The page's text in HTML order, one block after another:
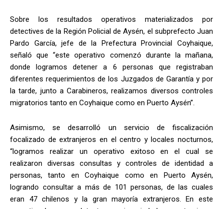
Sobre los resultados operativos materializados por
detectives de la Región Policial de Aysén, el subprefecto Juan
Pardo García, jefe de la Prefectura Provincial Coyhaique,
señaló que “este operativo comenzó durante la mañana,
donde logramos detener a 6 personas que registraban
diferentes requerimientos de los Juzgados de Garantía y por
la tarde, junto a Carabineros, realizamos diversos controles
migratorios tanto en Coyhaique como en Puerto Aysén”.
Asimismo, se desarrolló un servicio de fiscalización
focalizado de extranjeros en el centro y locales nocturnos,
“logramos realizar un operativo exitoso en el cual se
realizaron diversas consultas y controles de identidad a
personas, tanto en Coyhaique como en Puerto Aysén,
logrando consultar a más de 101 personas, de las cuales
eran 47 chilenos y la gran mayoría extranjeros. En este